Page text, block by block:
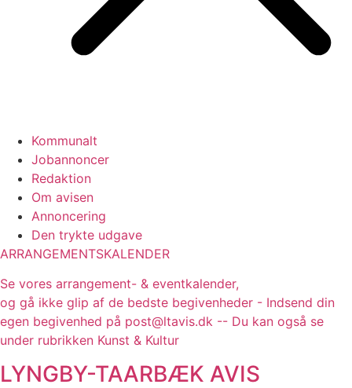
Kommunalt
Jobannoncer
Redaktion
Om avisen
Annoncering
Den trykte udgave
ARRANGEMENTSKALENDER
Se vores arrangement- & eventkalender,
og gå ikke glip af de bedste begivenheder - Indsend din
egen begivenhed på post@ltavis.dk -- Du kan også se
under rubrikken Kunst & Kultur
LYNGBY-TAARBÆK AVIS